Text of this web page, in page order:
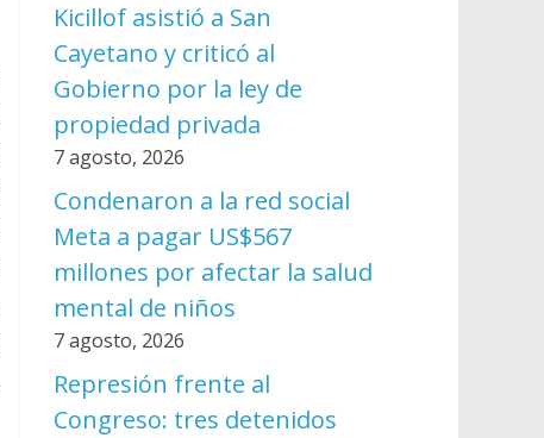
Kicillof asistió a San
Cayetano y criticó al
Gobierno por la ley de
propiedad privada
7 agosto, 2026
Condenaron a la red social
Meta a pagar US$567
millones por afectar la salud
mental de niños
7 agosto, 2026
Represión frente al
Congreso: tres detenidos